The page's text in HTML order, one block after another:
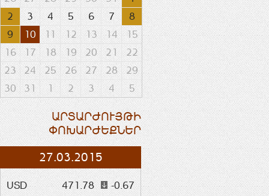
2
3 4 5 6 7
8
9
10 11 12 13 14
15
16
17 18 19 20 21
22
23
24 25 26 27 28
29
30
31 1 2 3 4 5
ԱՐՏԱՐԺՈՒՅԹԻ
ՓՈԽԱՐԺԵՔՆԵՐ
27.03.2015
USD 471.78
-0.67